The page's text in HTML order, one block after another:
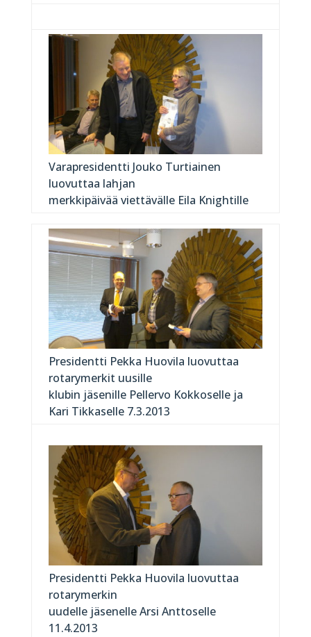
Varapresidentti Jouko Turtiainen
luovuttaa lahjan
merkkipäivää viettävälle Eila Knightille
Presidentti Pekka Huovila luovuttaa
rotarymerkit uusille
klubin jäsenille Pellervo Kokkoselle ja
Kari Tikkaselle 7.3.2013
Presidentti Pekka Huovila luovuttaa
rotarymerkin
uudelle jäsenelle Arsi Anttoselle
11.4.2013